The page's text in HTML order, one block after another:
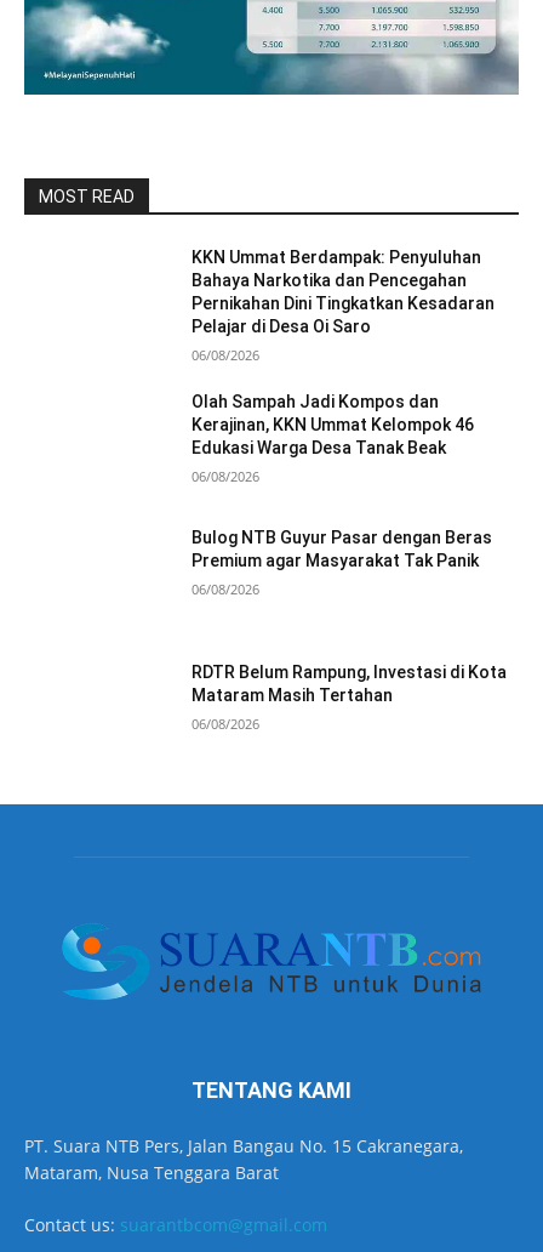
MOST READ
KKN Ummat Berdampak: Penyuluhan
Bahaya Narkotika dan Pencegahan
Pernikahan Dini Tingkatkan Kesadaran
Pelajar di Desa Oi Saro
06/08/2026
Olah Sampah Jadi Kompos dan
Kerajinan, KKN Ummat Kelompok 46
Edukasi Warga Desa Tanak Beak
06/08/2026
Bulog NTB Guyur Pasar dengan Beras
Premium agar Masyarakat Tak Panik
06/08/2026
RDTR Belum Rampung, Investasi di Kota
Mataram Masih Tertahan
06/08/2026
TENTANG KAMI
PT. Suara NTB Pers, Jalan Bangau No. 15 Cakranegara,
Mataram, Nusa Tenggara Barat
Contact us: suarantbcom@gmail.com